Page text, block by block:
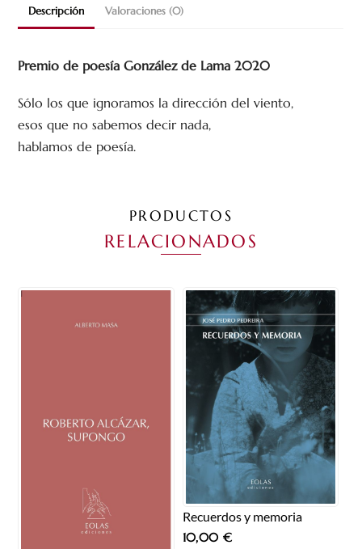
Descripción Valoraciones (0)
Premio de poesía González de Lama 2020
Sólo los que ignoramos la dirección del viento,
esos que no sabemos decir nada,
hablamos de poesía.
PRODUCTOS
RELACIONADOS
Recuerdos y memoria
10,00 €